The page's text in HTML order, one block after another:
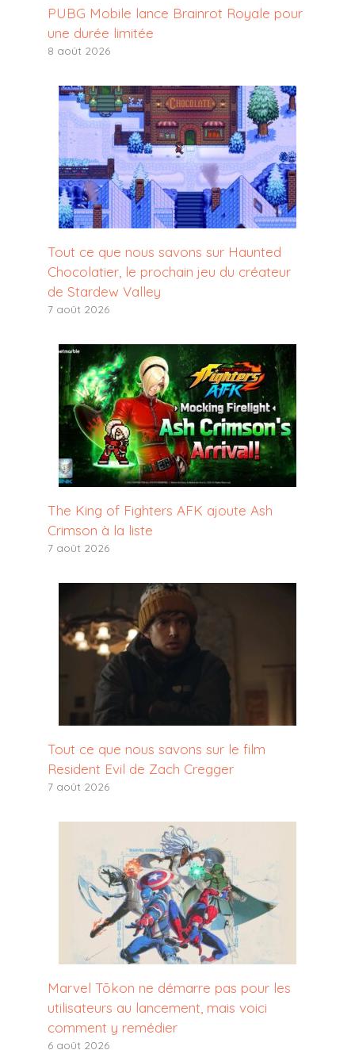
PUBG Mobile lance Brainrot Royale pour
une durée limitée
8 août 2026
Tout ce que nous savons sur Haunted
Chocolatier, le prochain jeu du créateur
de Stardew Valley
7 août 2026
The King of Fighters AFK ajoute Ash
Crimson à la liste
7 août 2026
Tout ce que nous savons sur le film
Resident Evil de Zach Cregger
7 août 2026
Marvel Tōkon ne démarre pas pour les
utilisateurs au lancement, mais voici
comment y remédier
6 août 2026